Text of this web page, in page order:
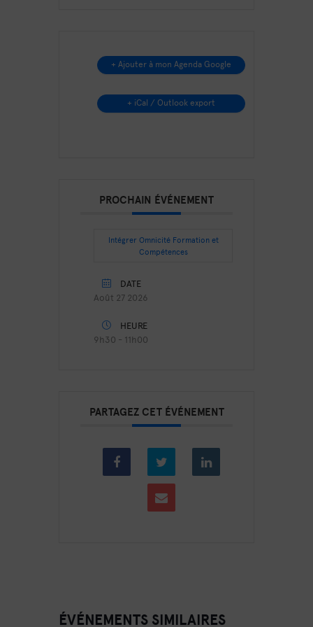
+ Ajouter à mon Agenda Google
+ iCal / Outlook export
PROCHAIN ÉVÉNEMENT
Intégrer Omnicité Formation et
Compétences
DATE
Août 27 2026
HEURE
9h30 - 11h00
PARTAGEZ CET ÉVÉNEMENT
ÉVÉNEMENTS SIMILAIRES